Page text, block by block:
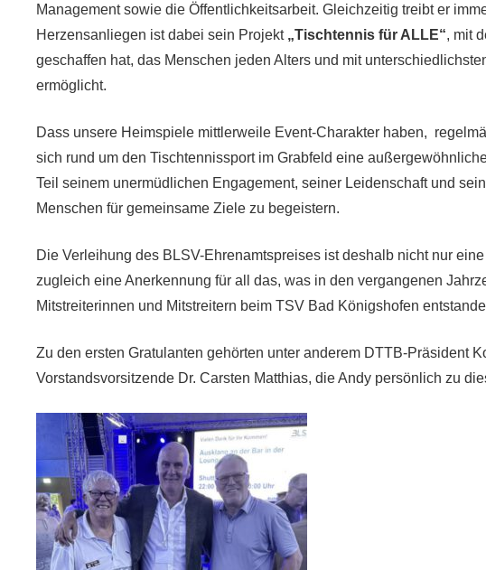
Management sowie die Öffentlichkeitsarbeit. Gleichzeitig treibt er
Herzensanliegen ist dabei sein Projekt „Tischtennis für ALLE“, mit
geschaffen hat, das Menschen jeden Alters und mit
ermöglicht.
Dass unsere Heimspiele mittlerweile Event-Charakter haben,
sich rund um den Tischtennissport im Grabfeld eine
Teil seinem unermüdlichen Engagement, seiner Leidenschaft und
Menschen für gemeinsame Ziele zu begeistern.
Die Verleihung des BLSV-Ehrenamtspreises ist deshalb nicht nur
zugleich eine Anerkennung für all das, was in den vergangenen
Mitstreiterinnen und Mitstreitern beim TSV Bad Königshofen
Zu den ersten Gratulanten gehörten unter anderem DTTB-Präsident
Vorstandsvorsitzende Dr. Carsten Matthias, die Andy persönlich zu